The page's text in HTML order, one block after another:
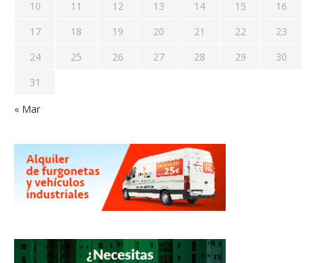
10
11 12 13 14 15
16
17
18 19 20 21 22
23
24
25 26 27 28 29
30
31
« Mar